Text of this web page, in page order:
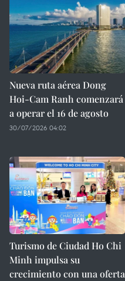
Nueva ruta aérea Dong
Hoi-Cam Ranh comenzará
a operar el 16 de agosto
30/07/2026 04:02
Turismo de Ciudad Ho Chi
Minh impulsa su
crecimiento con una oferta